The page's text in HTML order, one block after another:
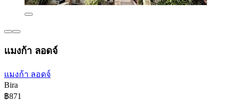
แมงก้า ลอดจ์
แมงก้า ลอดจ์
Bira
฿871